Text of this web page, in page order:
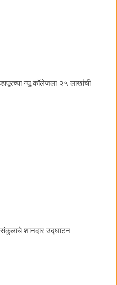
न्यू कॉलेजला २५ लाखांची
संकुलाचे शानदार उद्घाटन